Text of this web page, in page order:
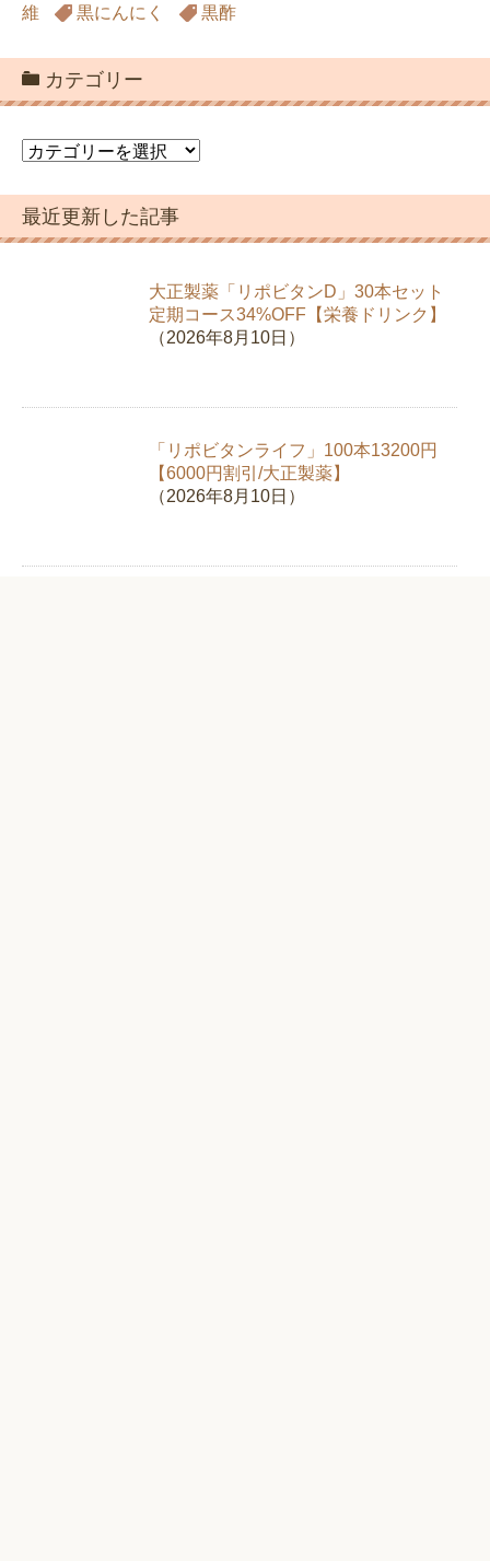
維
黒にんにく 黒酢
カテゴリー
カ
ゴ
リ
ー
最近更新した記事
大正製薬「リポビタンD」30本セット
定期コース34%OFF【栄養ドリンク】
（2026年8月10日）
「リポビタンライフ」100本13200円
【6000円割引/大正製薬】
（2026年8月10日）